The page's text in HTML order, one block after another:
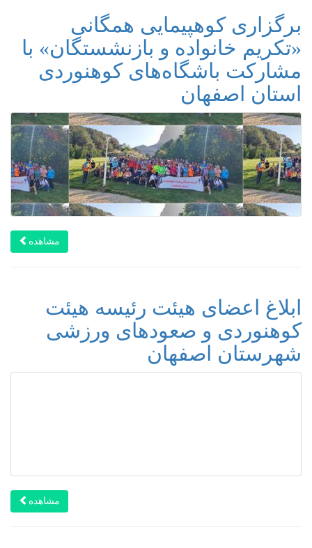
برگزاری کوهپیمایی همگانی
«تکریم خانواده و بازنشستگان» با
مشارکت باشگاه‌های کوهنوردی
استان اصفهان
مشاهده
ابلاغ اعضای هیئت رئیسه هیئت
کوهنوردی و صعودهای ورزشی
شهرستان اصفهان
مشاهده